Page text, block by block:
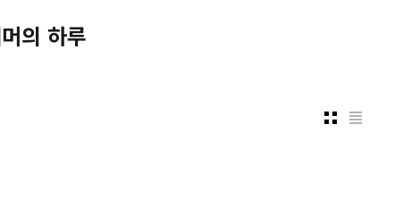
의 하루